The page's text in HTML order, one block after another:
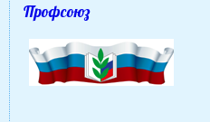
Профсоюз